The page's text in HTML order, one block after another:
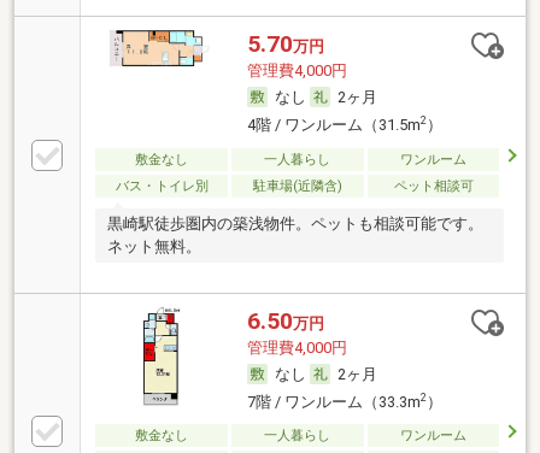
5.70万円
管理費4,000円
なし
2ヶ月
4階 / ワンルーム（31.5m2）
敷金なし 一人暮らし
ワンルーム
バス・トイレ別
駐車場(近隣含) ペット相談可
黒崎駅徒歩圏内の築浅物件。ペットも相談可能です。
ネット無料。
6.50万円
管理費4,000円
なし
2ヶ月
7階 / ワンルーム（33.3m2）
敷金なし 一人暮らし
ワンルーム